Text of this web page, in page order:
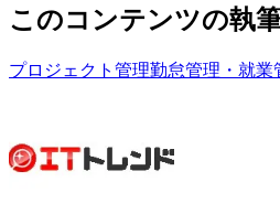
このコンテンツの執
プロジェクト管理勤怠管理・就業